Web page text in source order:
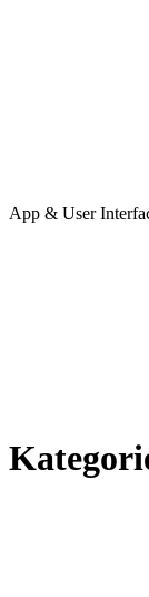
App & User